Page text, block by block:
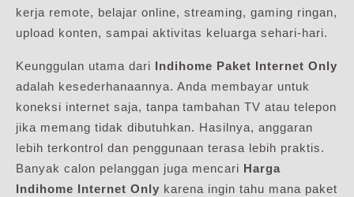
kerja remote, belajar online, streaming, gaming ringan,
upload konten, sampai aktivitas keluarga sehari-hari.
Keunggulan utama dari
Indihome Paket Internet Only
adalah kesederhanaannya. Anda membayar untuk
koneksi internet saja, tanpa tambahan TV atau telepon
jika memang tidak dibutuhkan. Hasilnya, anggaran
lebih terkontrol dan penggunaan terasa lebih praktis.
Banyak calon pelanggan juga mencari Harga
Indihome Internet Only karena ingin tahu mana paket